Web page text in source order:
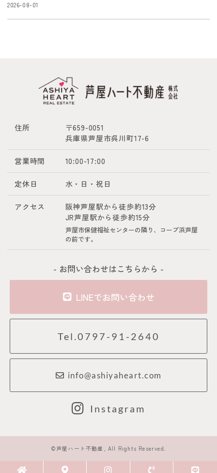
2026-08-01
住所
〒659-0051
兵庫県芦屋市呉川町17-6
営業時間 10:00-17:00
定休日 水・日・祝日
アクセス
阪神芦屋駅から徒歩約13分
JR芦屋駅から徒歩約15分
芦屋市保健福祉センターの隣り、コープ浜芦屋
の前です。
- お問い合わせはこちらから -
LINEでお問い合わせ
Tel.0797-91-2640
info@ashiyaheart.com
Instagram
©芦屋ハート不動産, All Rights Reserved.